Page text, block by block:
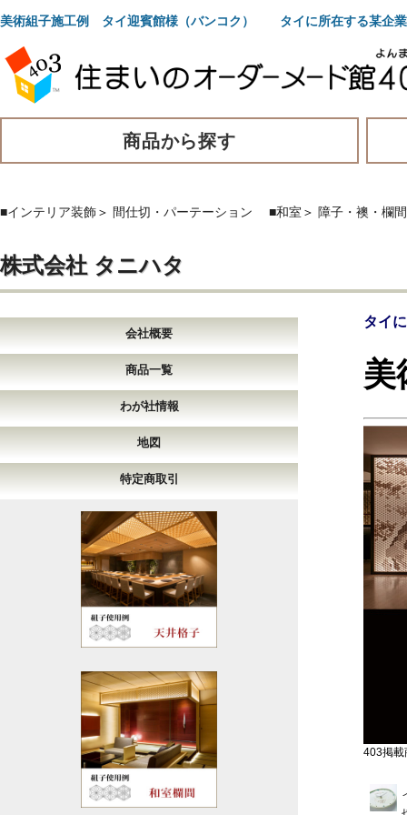
美術組子施工例 タイ迎賓館様（バンコク） タイに所在する某企業
商品から探す
■インテリア装飾＞ 間仕切・パーテーション ■和室 ＞ 障子・襖・欄間
株式会社 タニハタ
会社概要
商品一覧
わが社情報
地図
特定商取引
タイ
美
403掲載